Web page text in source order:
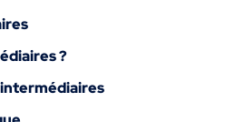
?
intermédiaires